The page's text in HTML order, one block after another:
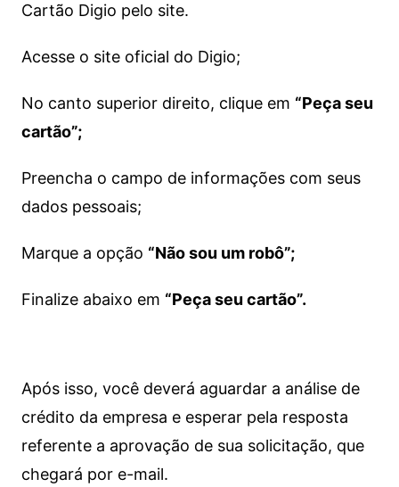
Cartão Digio pelo site.
Acesse o site oficial do Digio;
No canto superior direito, clique em “Peça seu
cartão”;
Preencha o campo de informações com seus
dados pessoais;
Marque a opção “Não sou um robô”;
Finalize abaixo em “Peça seu cartão”.
Após isso, você deverá aguardar a análise de
crédito da empresa e esperar pela resposta
referente a aprovação de sua solicitação, que
chegará por e-mail.